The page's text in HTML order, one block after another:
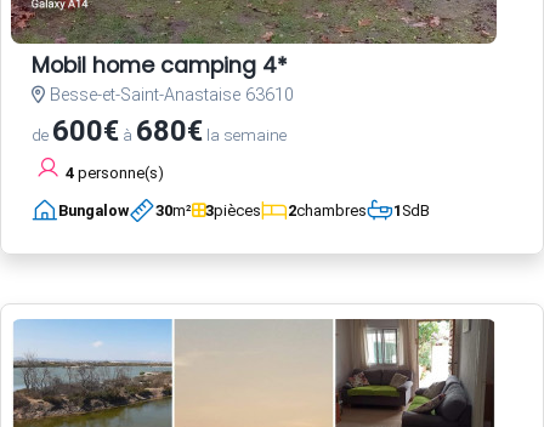
Mobil home camping 4*
Besse-et-Saint-Anastaise 63610
de 600€ à 680€ la semaine
4 personne(s)
Bungalow 30m² 3pièces 2chambres 1SdB